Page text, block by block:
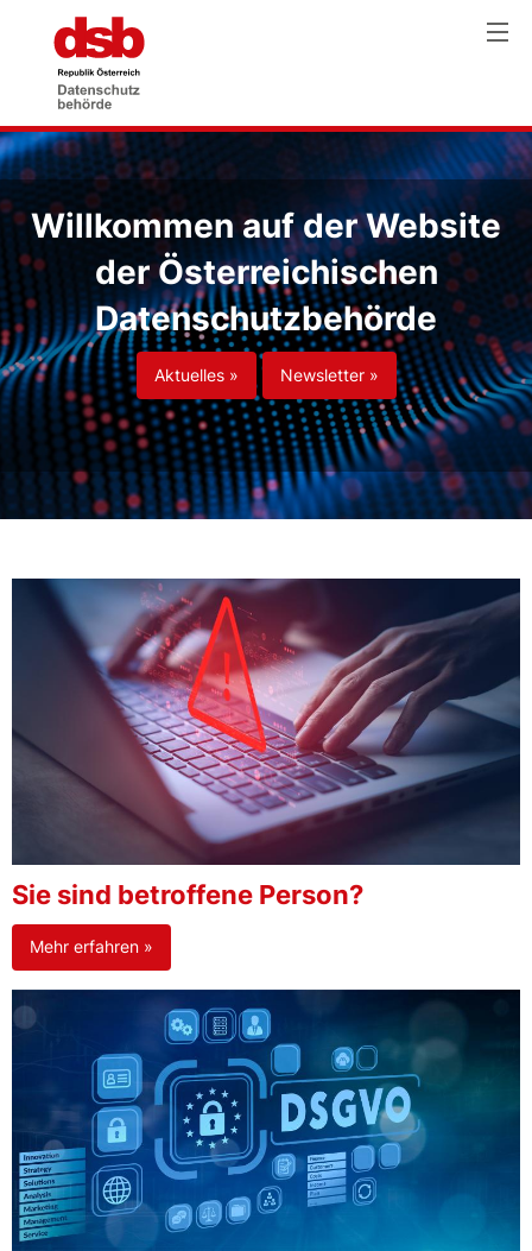
Willkommen auf der Website
der Österreichischen
Datenschutzbehörde
Aktuelles » Newsletter »
Sie sind betroffene Person?
Mehr erfahren »